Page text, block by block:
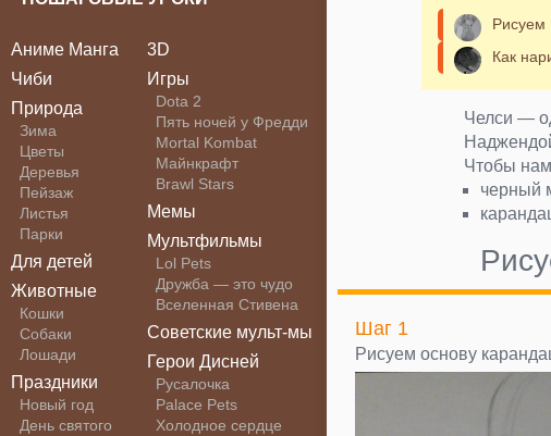
Аниме Манга
Чиби
Природа
Зима
Цветы
Деревья
Пейзаж
Листья
Парки
Для детей
Животные
Кошки
Собаки
Лошади
Праздники
Новый год
День святого
3D
Игры
Dota 2
Пять ночей у Фредди
Mortal Kombat
Майнкрафт
Brawl Stars
Мемы
Мультфильмы
Lol Pets
Дружба — это чудо
Вселенная Стивена
Советские мульт-мы
Герои Дисней
Русалочка
Palace Pets
Холодное сердце
Рисуем
Как
Челси —
Чтобы
черный
Шаг 1
Рисуем основу